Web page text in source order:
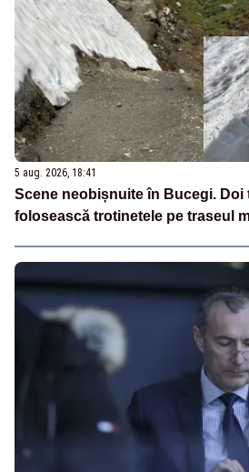
5 aug. 2026, 18:41
Scene neobișnuite în Bucegi.
folosească trotinetele pe traseul